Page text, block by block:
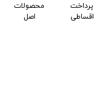
پرداخت
اقساطی
محصولات
اصل